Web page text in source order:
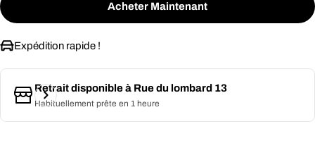
Acheter Maintenant
Expédition rapide !
Retrait disponible à Rue du lombard 13
Habituellement prête en 1 heure